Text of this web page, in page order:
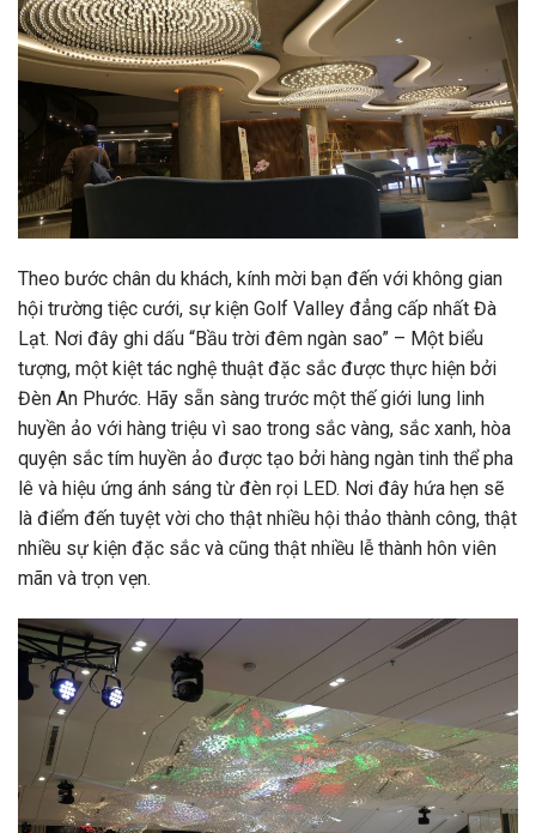
Theo bước chân du khách, kính mời bạn đến với không gian
hội trường tiệc cưới, sự kiện Golf Valley đẳng cấp nhất Đà
Lạt. Nơi đây ghi dấu “Bầu trời đêm ngàn sao” – Một biểu
tượng, một kiệt tác nghệ thuật đặc sắc được thực hiện bởi
Đèn An Phước. Hãy sẵn sàng trước một thế giới lung linh
huyền ảo với hàng triệu vì sao trong sắc vàng, sắc xanh, hòa
quyện sắc tím huyền ảo được tạo bởi hàng ngàn tinh thể pha
lê và hiệu ứng ánh sáng từ đèn rọi LED. Nơi đây hứa hẹn sẽ
là điểm đến tuyệt vời cho thật nhiều hội thảo thành công, thật
nhiều sự kiện đặc sắc và cũng thật nhiều lễ thành hôn viên
mãn và trọn vẹn.